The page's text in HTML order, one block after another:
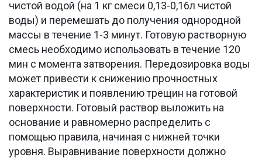
чистой водой (на 1 кг смеси 0,13-0,16л чистой
воды) и перемешать до получения однородной
массы в течение 1-3 минут. Готовую растворную
смесь необходимо использовать в течение 120
мин с момента затворения. Передозировка воды
может привести к снижению прочностных
характеристик и появлению трещин на готовой
поверхности. Готовый раствор выложить на
основание и равномерно распределить с
помощью правила, начиная с нижней точки
уровня. Выравнивание поверхности должно